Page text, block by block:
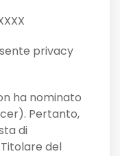
privacy
ha nominato
Pertanto,
di
del